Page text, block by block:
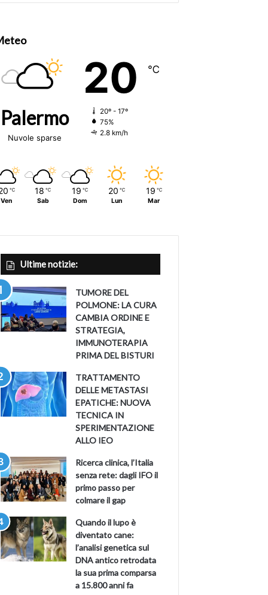
Palermo
Nuvole sparse
20 ℃
20º - 17º
75%
2.8 km/h
℃
Ven
18 ℃
Sab
19 ℃
Dom
20 ℃
Lun
19 ℃
Mar
Ultime notizie:
TUMORE DEL
POLMONE: LA CURA
CAMBIA ORDINE E
STRATEGIA,
IMMUNOTERAPIA
PRIMA DEL BISTURI
TRATTAMENTO
DELLE METASTASI
EPATICHE: NUOVA
TECNICA IN
SPERIMENTAZIONE
ALLO IEO
Ricerca clinica, l’Italia
senza rete: dagli IFO il
primo passo per
colmare il gap
Quando il lupo è
diventato cane:
l’analisi genetica sul
DNA antico retrodata
la sua prima comparsa
a 15.800 anni fa